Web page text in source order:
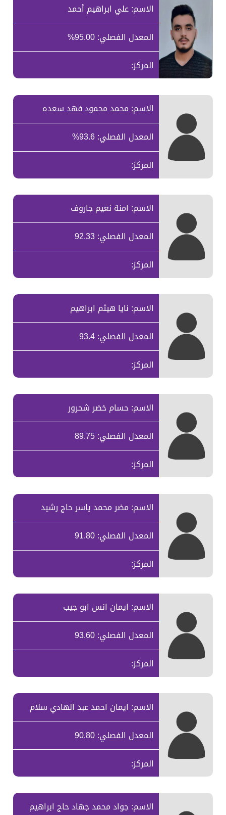
الاسم: علي ابراهيم أحمد
المعدل الفصلي: 95.00%
المركز:
الاسم: محمد محمود فهد سعده
المعدل الفصلي: 93.6%
المركز:
الاسم: امنة نعيم جاروف
المعدل الفصلي: 92.33
المركز:
الاسم: نايا هيثم ابراهيم
المعدل الفصلي: 93.4
المركز:
الاسم: حسام خضر شحرور
المعدل الفصلي: 89.75
المركز:
الاسم: مضر محمد ياسر حاج رشيد
المعدل الفصلي: 91.80
المركز:
الاسم: ايمان انس ابو جيب
المعدل الفصلي: 93.60
المركز:
الاسم: ايمان احمد عبد الهادي سلام
المعدل الفصلي: 90.80
المركز:
الاسم: جواد محمد جهاد حاج ابراهيم